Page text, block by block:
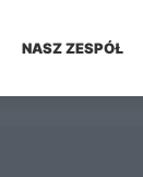
NASZ ZESPÓŁ